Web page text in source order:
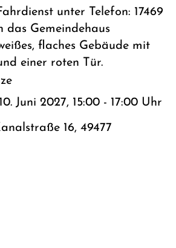
unter Telefon: 17469
Juni 2027, 15:00 - 17:00 Uhr
16, 49477